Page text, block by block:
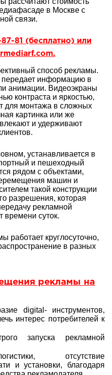
в Москве с
связи.
81 (бесплатно) или
способ рекламы.
передает информацию в
анимации. Видеоэкраны
контраста и яркостью,
для монтажа в сложных
картинка или же
и удерживают
устанавливается в
и пешеходный
рядом с объектами,
машин и
такой конструкции
разрешения, которая
рекламной
времени суток.
работает круглосуточно,
в разных
рекламы на
digital- инструментов,
интерес потребителей к
запуска рекламной
отсутствие
и установки, благодаря